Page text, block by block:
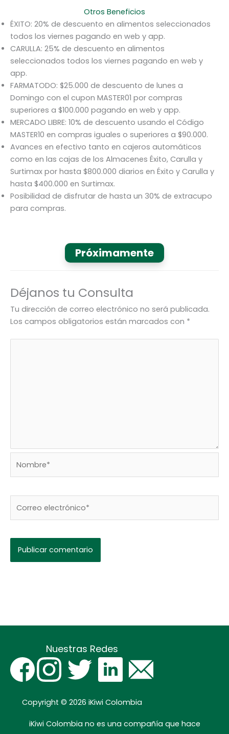
Otros Beneficios
ÉXITO: 20% de descuento en alimentos seleccionados
todos los viernes pagando en web y app.
CARULLA: 25% de descuento en alimentos
seleccionados todos los viernes pagando en web y
app.
FARMATODO: $25.000 de descuento de lunes a
Domingo con el cupon MASTER01 por compras
superiores a $100.000 pagando en web y app.
MERCADO LIBRE: 10% de descuento usando el Código
MASTER10 en compras iguales o superiores a $90.000.
Avances en efectivo tanto en cajeros automáticos
como en las cajas de los Almacenes Éxito, Carulla y
Surtimax por hasta $800.000 diarios en Éxito y Carulla y
hasta $400.000 en Surtimax.
Posibilidad de disfrutar de hasta un 30% de extracupo
para compras.
Próximamente
Déjanos tu Consulta
Tu dirección de correo electrónico no será publicada.
Los campos obligatorios están marcados con *
electrónico*
Nuestras Redes
Copyright © 2026 iKiwi Colombia
iKiwi Colombia no es una compañía que hace